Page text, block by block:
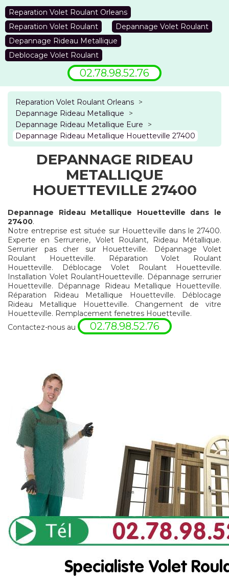
Reparation Volet Roulant Orleans
Reparation Volet Roulant
Depannage Volet Roulant
Depannage Rideau Metallique
Deblocage Volet Roulant
02.78.98.52.76
Reparation Volet Roulant Orleans >
Depannage Rideau Metallique
>
Depannage Rideau Metallique Eure
>
Depannage Rideau Metallique Houetteville 27400
DEPANNAGE RIDEAU
METALLIQUE
HOUETTEVILLE 27400
Depannage Rideau Metallique Houetteville dans le
27400.
Notre entreprise est située sur Houetteville dans le 27400.
Experte en Serrurerie, Volet Roulant, Rideau Métallique.
Serrurier pas cher sur Houetteville. Dépannage Volet
Roulant Houetteville. Réparation Volet Roulant
Houetteville. Déblocage Volet Roulant Houetteville.
Installation Volet RoulantHouetteville. Dépannage serrurier
Houetteville. Dépannage Rideau Metallique Houetteville.
Réparation Rideau Metallique Houetteville. Déblocage
Rideau Metallique Houetteville. Changement de vitre
Houetteville. Remplacement fenetres Houetteville.
Contactez-nous au
02.78.98.52.76